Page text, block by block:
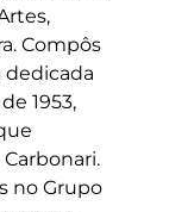
Compôs
dedicada
1953,
no Grupo